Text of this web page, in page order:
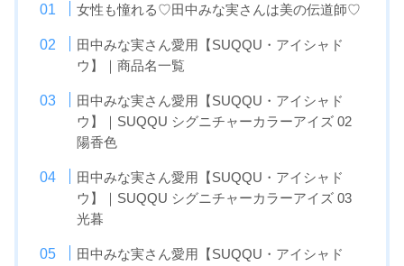
女性も憧れる♡田中みな実さんは美の伝道師♡
田中みな実さん愛用【SUQQU・アイシャド
ウ】｜商品名一覧
田中みな実さん愛用【SUQQU・アイシャド
ウ】｜SUQQU シグニチャーカラーアイズ 02
陽香色
田中みな実さん愛用【SUQQU・アイシャド
ウ】｜SUQQU シグニチャーカラーアイズ 03
光暮
田中みな実さん愛用【SUQQU・アイシャド